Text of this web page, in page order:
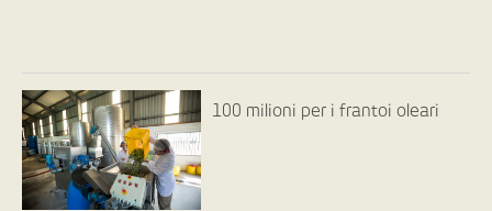
100 milioni per i frantoi oleari